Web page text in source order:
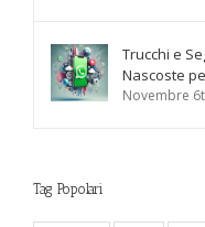
Trucchi e
Nascoste
Novembre
Tag Popolari